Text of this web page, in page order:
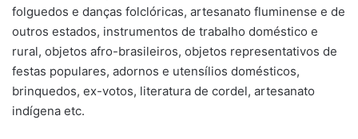
folguedos e danças folclóricas, artesanato fluminense e de
outros estados, instrumentos de trabalho doméstico e
rural, objetos afro-brasileiros, objetos representativos de
festas populares, adornos e utensílios domésticos,
brinquedos, ex-votos, literatura de cordel, artesanato
indígena etc.